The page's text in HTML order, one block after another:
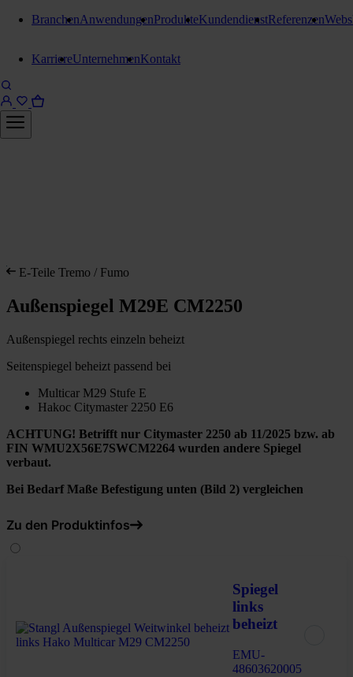
BranchenAnwendungenProdukteKundendienstReferenzen
KarriereUnternehmenKontakt
E-Teile Tremo / Fumo
Außenspiegel M29E CM2250
Außenspiegel rechts einzeln beheizt
Seitenspiegel beheizt passend bei
Multicar M29 Stufe E
Hakoc Citymaster 2250 E6
ACHTUNG! Betrifft nur Citymaster 2250 ab 11/2025 bzw. ab
FIN WMU2X56E7SWCM2264 wurden andere Spiegel
verbaut.
Bei Bedarf Maße Befestigung unten (Bild 2) vergleichen
Zu den Produktinfos
Spiegel
links
beheizt
EMU-
48603620005